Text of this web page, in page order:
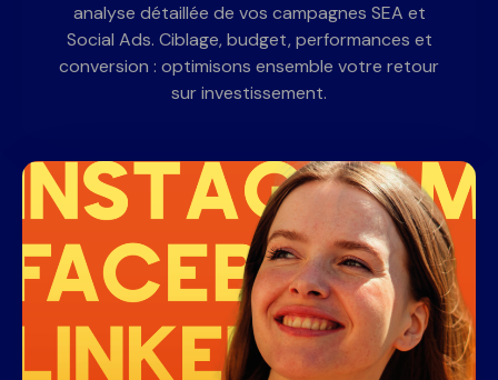
analyse détaillée de vos campagnes SEA et
Social Ads. Ciblage, budget, performances et
conversion : optimisons ensemble votre retour
sur investissement.